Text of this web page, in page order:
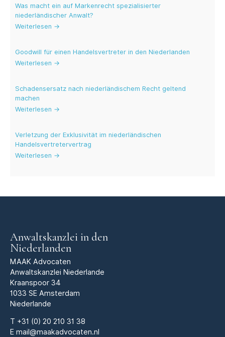
Was macht ein auf Markenrecht spezialisierter
niederländischer Anwalt?
Weiterlesen →
Goodwill für einen Handelsvertreter in den Niederlanden
Weiterlesen →
Schadensersatz nach niederländischem Recht geltend
machen
Weiterlesen →
Verletzung der Exklusivität im niederländischen
Handelsvertretervertrag
Weiterlesen →
Anwaltskanzlei in den
Niederlanden
MAAK Advocaten
Anwaltskanzlei Niederlande
Kraanspoor 34
1033 SE Amsterdam
Niederlande
T +31 (0) 20 210 31 38
E mail@maakadvocaten.nl